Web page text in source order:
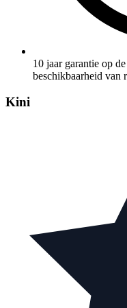
10 jaar garantie op
beschikbaarheid van
Kini